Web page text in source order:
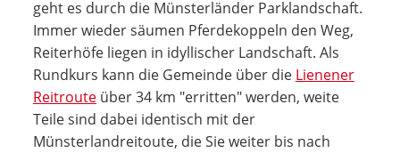
geht es durch die Münsterländer Parklandschaft.
Immer wieder säumen Pferdekoppeln den Weg,
Reiterhöfe liegen in idyllischer Landschaft. Als
Rundkurs kann die Gemeinde über die Lienener
Reitrouteüber 34 km "erritten" werden, weite
Teile sind dabei identisch mit der
Münsterlandreitoute, die Sie weiter bis nach